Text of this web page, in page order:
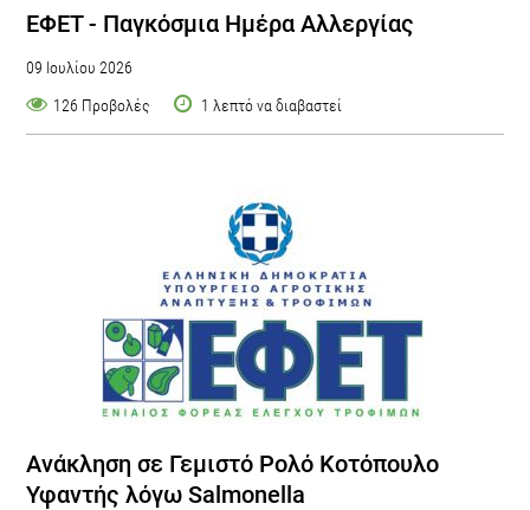
ΕΦΕΤ - Παγκόσμια Ημέρα Αλλεργίας
09 Ιουλίου 2026
126 Προβολές
1 λεπτό να διαβαστεί
Ανάκληση σε Γεμιστό Ρολό Κοτόπουλο
Υφαντής λόγω Salmonella